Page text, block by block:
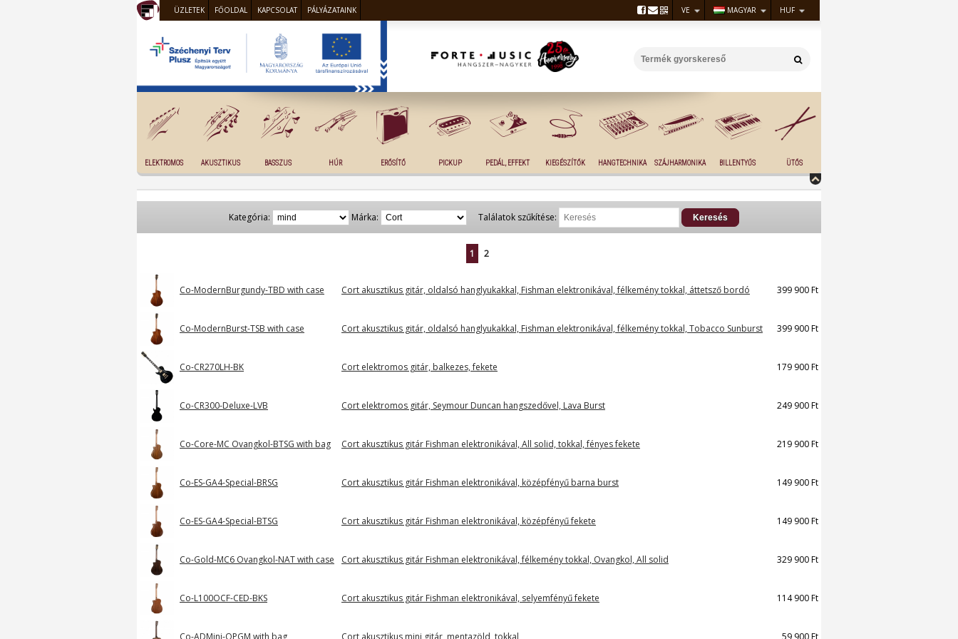
ÜZLETEK FŐOLDAL KAPCSOLAT PÁLYÁZATAINK VE MAGYAR HUF
ELEKTROMOS AKUSZTIKUS BASSZUS HÚR ERŐSÍTŐ PICKUP PEDÁL, EFFEKT KIEGÉSZÍTŐK HANGTECHNIKA SZÁJHARMONIKA BILLENTYŰS ÜTŐS
Kategória: Márka: Találatok szűkítése:
1 2
Co-ModernBurgundy-TBD with case Cort akusztikus gitár, oldalsó hanglyukakkal, Fishman elektronikával, félkemény tokkal, áttetsző bordó 399 900 Ft
Co-ModernBurst-TSB with case Cort akusztikus gitár, oldalsó hanglyukakkal, Fishman elektronikával, félkemény tokkal, Tobacco Sunburst 399 900 Ft
Co-CR270LH-BK Cort elektromos gitár, balkezes, fekete 179 900 Ft
Co-CR300-Deluxe-LVB Cort elektromos gitár, Seymour Duncan hangszedővel, Lava Burst 249 900 Ft
Co-Core-MC Ovangkol-BTSG with bag Cort akusztikus gitár Fishman elektronikával, All solid, tokkal, fényes fekete 219 900 Ft
Co-ES-GA4-Special-BRSG Cort akusztikus gitár Fishman elektronikával, középfényű barna burst 149 900 Ft
Co-ES-GA4-Special-BTSG Cort akusztikus gitár Fishman elektronikával, középfényű fekete 149 900 Ft
Co-Gold-MC6 Ovangkol-NAT with case Cort akusztikus gitár Fishman elektronikával, félkemény tokkal, Ovangkol, All solid 329 900 Ft
Co-L100OCF-CED-BKS Cort akusztikus gitár Fishman elektronikával, selyemfényű fekete 114 900 Ft
Co-ADMini-OPGM with bag Cort akusztikus mini gitár, mentazöld, tokkal 59 900 Ft